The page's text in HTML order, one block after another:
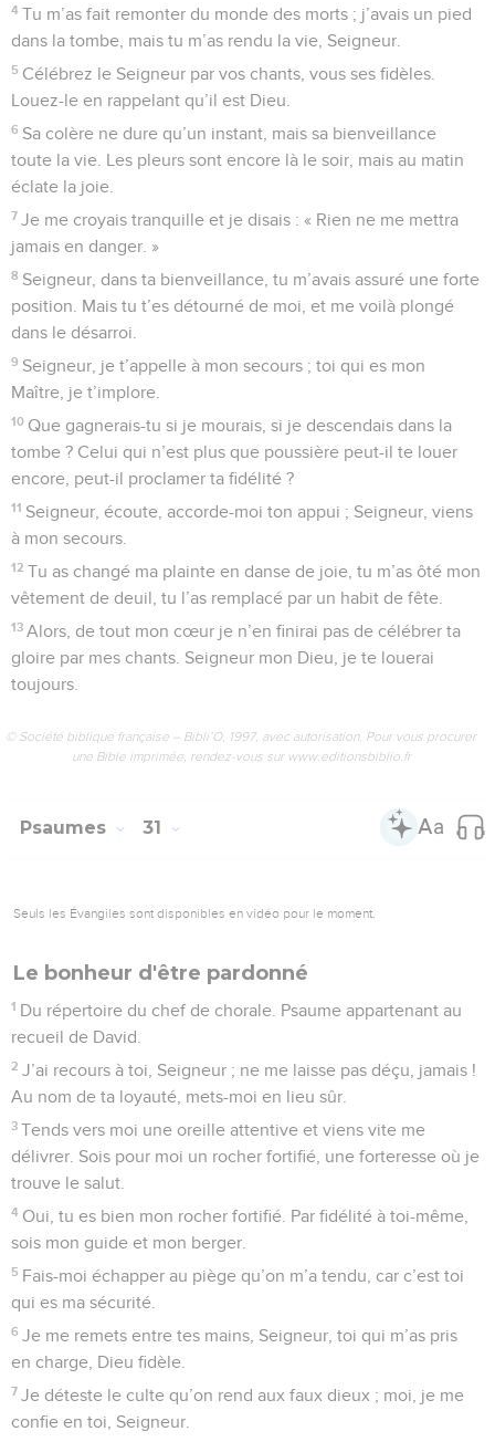
4 Tu m’as fait remonter du monde des morts ; j’avais un pied
dans la tombe, mais tu m’as rendu la vie, Seigneur.
5 Célébrez le Seigneur par vos chants, vous ses fidèles.
Louez-le en rappelant qu’il est Dieu.
6 Sa colère ne dure qu’un instant, mais sa bienveillance
toute la vie. Les pleurs sont encore là le soir, mais au matin
éclate la joie.
7 Je me croyais tranquille et je disais : « Rien ne me mettra
jamais en danger. »
8 Seigneur, dans ta bienveillance, tu m’avais assuré une forte
position. Mais tu t’es détourné de moi, et me voilà plongé
dans le désarroi.
9 Seigneur, je t’appelle à mon secours ; toi qui es mon
Maître, je t’implore.
10 Que gagnerais-tu si je mourais, si je descendais dans la
tombe ? Celui qui n’est plus que poussière peut-il te louer
encore, peut-il proclamer ta fidélité ?
11 Seigneur, écoute, accorde-moi ton appui ; Seigneur, viens
à mon secours.
12 Tu as changé ma plainte en danse de joie, tu m’as ôté mon
vêtement de deuil, tu l’as remplacé par un habit de fête.
13 Alors, de tout mon cœur je n’en finirai pas de célébrer ta
gloire par mes chants. Seigneur mon Dieu, je te louerai
toujours.
© Société biblique française – Bibli’O, 1997, avec autorisation. Pour vous procurer
une Bible imprimée, rendez-vous sur www.editionsbiblio.fr
Psaumes 31
Seuls les Évangiles sont disponibles en vidéo pour le moment.
Le bonheur d'être pardonné
1 Du répertoire du chef de chorale. Psaume appartenant au
recueil de David.
2 J’ai recours à toi, Seigneur ; ne me laisse pas déçu, jamais !
Au nom de ta loyauté, mets-moi en lieu sûr.
3 Tends vers moi une oreille attentive et viens vite me
délivrer. Sois pour moi un rocher fortifié, une forteresse où je
trouve le salut.
4 Oui, tu es bien mon rocher fortifié. Par fidélité à toi-même,
sois mon guide et mon berger.
5 Fais-moi échapper au piège qu’on m’a tendu, car c’est toi
qui es ma sécurité.
6 Je me remets entre tes mains, Seigneur, toi qui m’as pris
en charge, Dieu fidèle.
7 Je déteste le culte qu’on rend aux faux dieux ; moi, je me
confie en toi, Seigneur.